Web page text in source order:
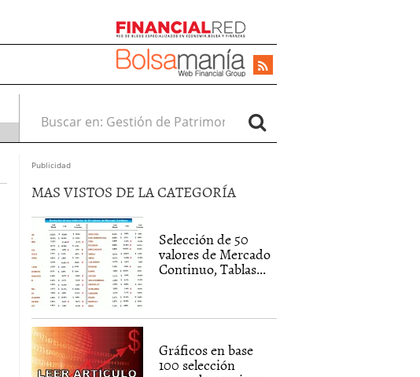
Buscar en:
Publicidad
MAS VISTOS DE LA CATEGORÍA
Selección de 50
valores de Mercado
Continuo, Tablas...
Gráficos en base
100 selección